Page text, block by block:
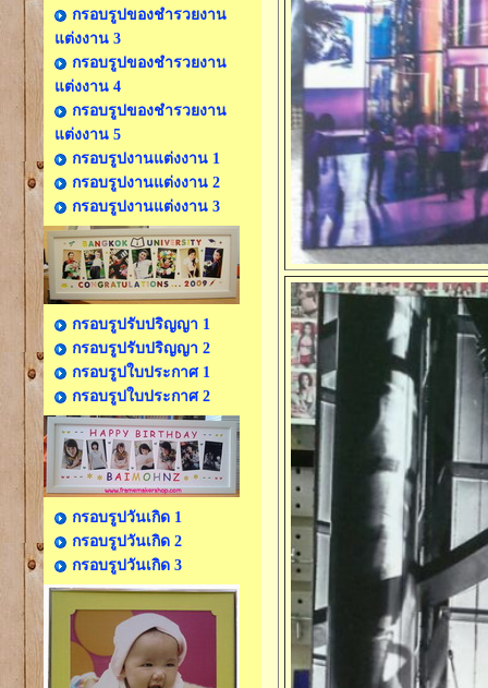
กรอบรูปของชำรวยงาน
แต่งงาน 3
กรอบรูปของชำรวยงาน
แต่งงาน 4
กรอบรูปของชำรวยงาน
แต่งงาน 5
กรอบรูปงานแต่งงาน 1
กรอบรูปงานแต่งงาน 2
กรอบรูปงานแต่งงาน 3
กรอบรูปรับปริญญา 1
กรอบรูปรับปริญญา 2
กรอบรูปใบประกาศ 1
กรอบรูปใบประกาศ 2
กรอบรูปวันเกิด 1
กรอบรูปวันเกิด 2
กรอบรูปวันเกิด 3